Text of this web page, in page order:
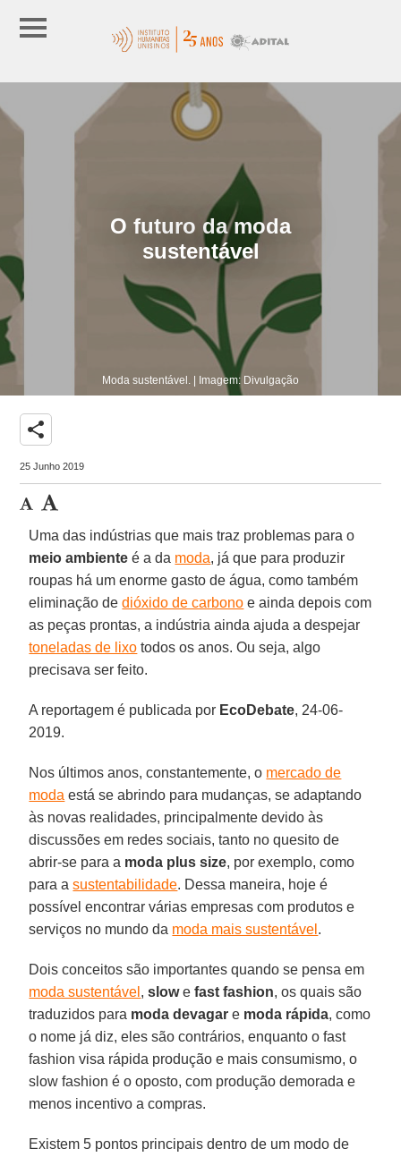
O futuro da moda
sustentável
Moda sustentável. | Imagem: Divulgação
share
25 Junho 2019
Uma das indústrias que mais traz problemas para o
meio ambiente é a da moda, já que para produzir
roupas há um enorme gasto de água, como também
eliminação dedióxido de carbono e ainda depois com
as peças prontas, a indústria ainda ajuda a despejar
toneladas de lixo todos os anos. Ou seja, algo
precisava ser feito.
A reportagem é publicada por EcoDebate, 24-06-
2019.
Nos últimos anos, constantemente, o mercado de
moda está se abrindo para mudanças, se adaptando
às novas realidades, principalmente devido às
discussões em redes sociais, tanto no quesito de
abrir-se para a moda plus size, por exemplo, como
para asustentabilidade. Dessa maneira, hoje é
possível encontrar várias empresas com produtos e
serviços no mundo da moda mais sustentável .
Dois conceitos são importantes quando se pensa em
moda sustentável ,slowefast fashion, os quais são
traduzidos para moda devagar e moda rápida, como
o nome já diz, eles são contrários, enquanto o fast
fashion visa rápida produção e mais consumismo, o
slow fashion é o oposto, com produção demorada e
menos incentivo a compras.
Existem 5 pontos principais dentro de um modo de